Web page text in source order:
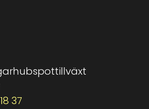
hubspottillväxt
37